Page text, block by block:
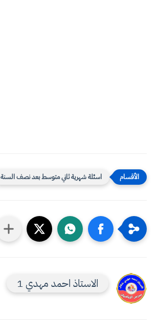
اسئلة شهرية ثاني متوسط بعد نصف السنة
الاستاذ احمد مهدي 1